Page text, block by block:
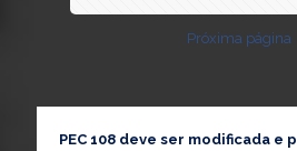
Próxima página
PEC 108 deve ser modificada e